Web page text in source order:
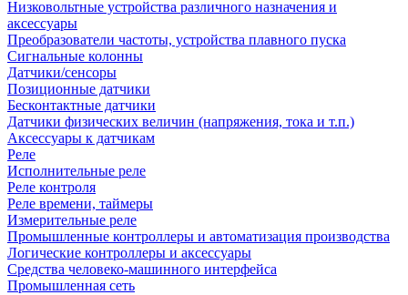
Низковольтные устройства различного назначения и
аксессуары
Преобразователи частоты, устройства плавного пуска
Сигнальные колонны
Датчики/сенсоры
Позиционные датчики
Бесконтактные датчики
Датчики физических величин (напряжения, тока и т.п.)
Аксессуары к датчикам
Реле
Исполнительные реле
Реле контроля
Реле времени, таймеры
Измерительные реле
Промышленные контроллеры и автоматизация производства
Логические контроллеры и аксессуары
Средства человеко-машинного интерфейса
Промышленная сеть